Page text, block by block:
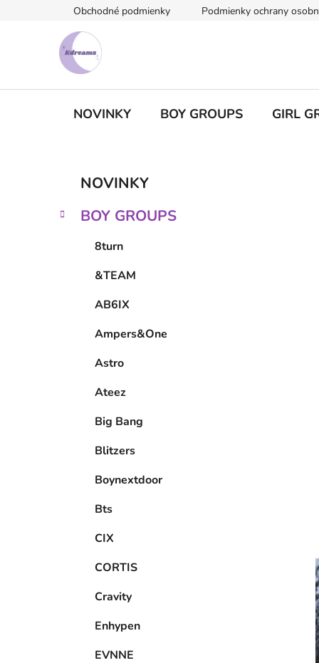
Obchodné podmienky Podmienky ochrany
NOVINKY BOY GROUPS GIRL
č
Preskočiť
kategórie
e
NOVINKY
BOY GROUPS
8turn
&TEAM
AB6IX
Ampers&One
Astro
Ateez
Big Bang
Blitzers
Boynextdoor
Bts
CIX
CORTIS
Cravity
Enhypen
EVNNE